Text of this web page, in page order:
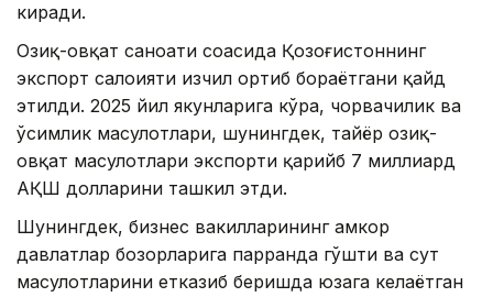
киради.
Озиқ-овқат саноати соҳасида Қозоғистоннинг
экспорт салоҳияти изчил ортиб бораётгани қайд
этилди. 2025 йил якунларига кўра, чорвачилик ва
ўсимлик маҳсулотлари, шунингдек, тайёр озиқ-
овқат маҳсулотлари экспорти қарийб 7 миллиард
АҚШ долларини ташкил этди.
Шунингдек, бизнес вакилларининг ҳамкор
давлатлар бозорларига парранда гўшти ва сут
маҳсулотларини етказиб беришда юзага келаётган